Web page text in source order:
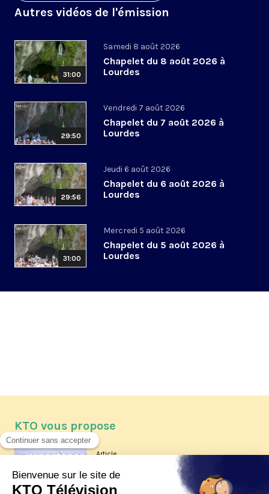
Autres vidéos de l'émission
31:00
Samedi 8 août 2026
Chapelet du 8 août 2026 à
Lourdes
29:50
Vendredi 7 août 2026
Chapelet du 7 août 2026 à
Lourdes
29:56
Jeudi 6 août 2026
Chapelet du 6 août 2026 à
Lourdes
31:00
Mercredi 5 août 2026
Chapelet du 5 août 2026 à
Lourdes
KTO vous propose
Article
Les reportages d'été 2026 de KTO